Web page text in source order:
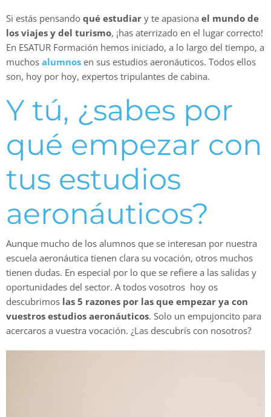
Si estás pensando qué estudiar y te apasiona el mundo de
los viajes y del turismo, ¡has aterrizado en el lugar correcto!
En ESATUR Formación hemos iniciado, a lo largo del tiempo, a
muchos alumnos en sus estudios aeronáuticos. Todos ellos
son, hoy por hoy, expertos tripulantes de cabina.
Y tú, ¿sabes por
qué empezar con
tus estudios
aeronáuticos?
Aunque mucho de los alumnos que se interesan por nuestra
escuela aeronáutica tienen clara su vocación, otros muchos
tienen dudas. En especial por lo que se refiere a las salidas y
oportunidades del sector. A todos vosotros hoy os
descubrimos las 5 razones por las que empezar ya con
vuestros estudios aeronáuticos. Solo un empujoncito para
acercaros a vuestra vocación. ¿Las descubrís con nosotros?